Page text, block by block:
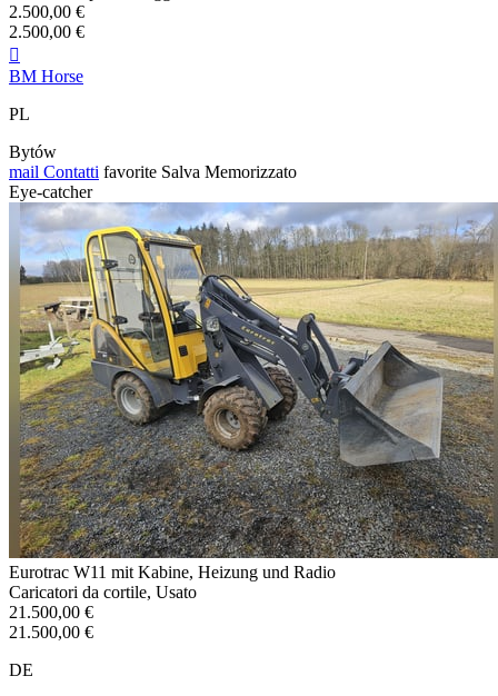
2.500,00 €
2.500,00 €

BM Horse
PL
Bytów
mail Contatti favorite Salva Memorizzato
Eye-catcher
Eurotrac W11 mit Kabine, Heizung und Radio
Caricatori da cortile, Usato
21.500,00 €
21.500,00 €
DE